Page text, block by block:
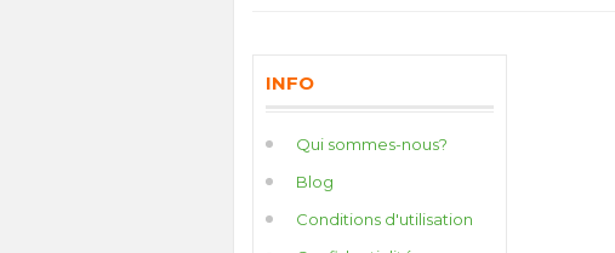
INFO
Qui sommes-nous?
Blog
Conditions d'utilisation